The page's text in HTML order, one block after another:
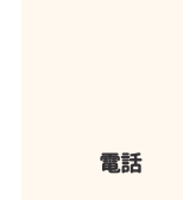
電話